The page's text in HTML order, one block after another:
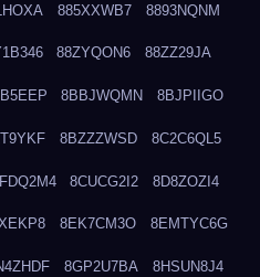
885XXWB7 8893NQNM
88ZYQON6 88ZZ29JA
8BBJWQMN 8BJPIIGO
8BZZZWSD 8C2C6QL5
8CUCG2I2 8D8ZOZI4
8EK7CM3O 8EMTYC6G
8GP2U7BA 8HSUN8J4